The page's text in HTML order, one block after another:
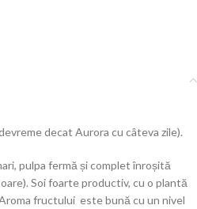
decat Aurora cu câteva zile).
pulpa fermă și complet înroșită
Soi foarte productiv, cu o plantă
fructului este bună cu un nivel